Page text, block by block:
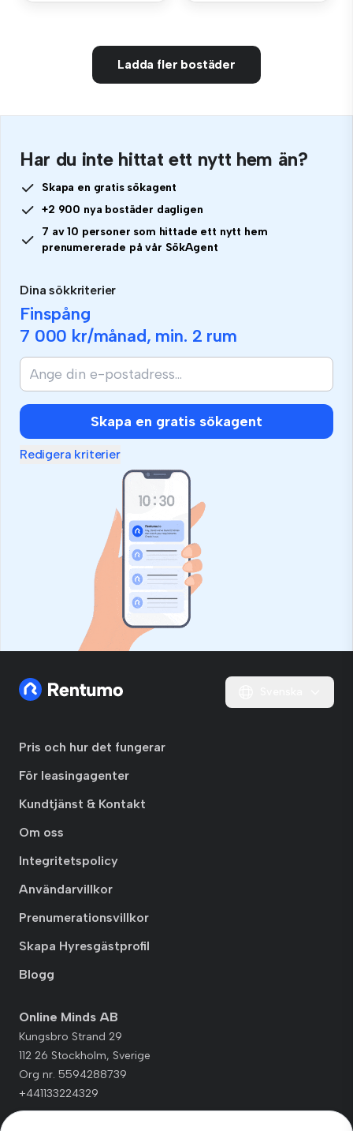
Ladda fler bostäder
Har du inte hittat ett nytt hem än?
Skapa en gratis sökagent
+2 900 nya bostäder dagligen
7 av 10 personer som hittade ett nytt hem
prenumererade på vår SökAgent
Dina sökkriterier
Finspång
7 000 kr/månad, min. 2 rum
Skapa en gratis sökagent
Redigera kriterier
Pris och hur det fungerar
För leasingagenter
Kundtjänst & Kontakt
Om oss
Integritetspolicy
Användarvillkor
Prenumerationsvillkor
Skapa Hyresgästprofil
Blogg
Online Minds AB
Kungsbro Strand 29
112 26 Stockholm, Sverige
Org nr. 5594288739
+441133224329